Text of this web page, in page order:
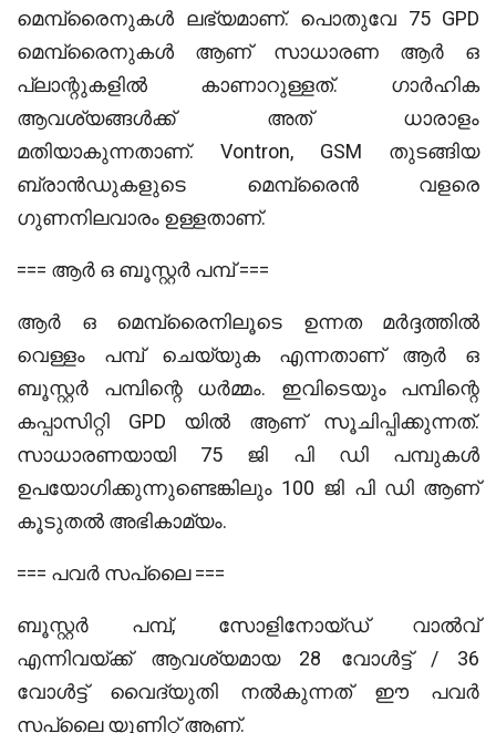
മെമ്പ്രൈനുകൾ ലഭ്യമാണ്. പൊതുവേ 75 GPD
മെമ്പ്രൈനുകൾ ആണ് സാധാരണ ആർ ഒ
പ്ലാന്റുകളിൽ കാണാറുള്ളത്. ഗാർഹിക
ആവശ്യങ്ങൾക്ക് അത് ധാരാളം
മതിയാകുന്നതാണ്. Vontron, GSM തുടങ്ങിയ
ബ്രാൻഡുകളുടെ മെമ്പ്രൈൻ വളരെ
ഗുണനിലവാരം ഉള്ളതാണ്.
=== ആർ ഒ ബൂസ്റ്റർ പമ്പ് ===
ആർ ഒ മെമ്പ്രൈനിലൂടെ ഉന്നത മർദ്ദത്തിൽ
വെള്ളം പമ്പ് ചെയ്യുക എന്നതാണ് ആർ ഒ
ബൂസ്റ്റർ പമ്പിന്റെ ധർമ്മം. ഇവിടെയും പമ്പിന്റെ
കപ്പാസിറ്റി GPD യിൽ ആണ് സൂചിപ്പിക്കുന്നത്.
സാധാരണയായി 75 ജി പി ഡി പമ്പുകൾ
ഉപയോഗിക്കുന്നുണ്ടെങ്കിലും 100 ജി പി ഡി ആണ്
കൂടുതൽ അഭികാമ്യം.
=== പവർ സപ്ലൈ ===
ബൂസ്റ്റർ പമ്പ്, സോളിനോയ്ഡ് വാൽവ്
എന്നിവയ്ക്ക് ആവശ്യമായ 28 വോൾട്ട് / 36
വോൾട്ട് വൈദ്യുതി നൽകുന്നത് ഈ പവർ
സപ്ലൈ യൂണിറ്റ് ആണ്.